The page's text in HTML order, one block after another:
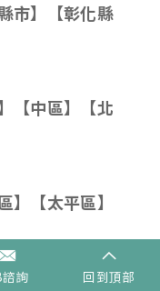
市】【彰化縣
【中區】【北
】【太平區】
詢 回到頂部